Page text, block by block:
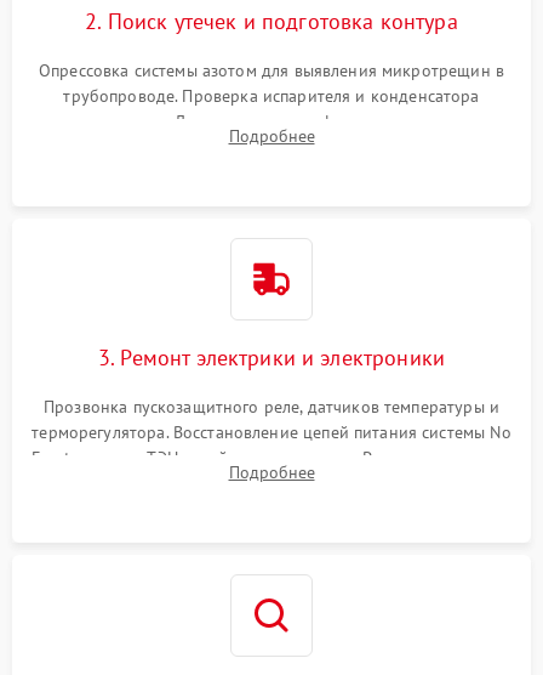
2. Поиск утечек и подготовка контура
Опрессовка системы азотом для выявления микротрещин в
трубопроводе. Проверка испарителя и конденсатора
течеискателем. Демонтаж старого фильтра-осушителя и
продувка капиллярной трубки для устранения засоров.
Подробнее
3. Ремонт электрики и электроники
Прозвонка пускозащитного реле, датчиков температуры и
терморегулятора. Восстановление цепей питания системы No
Frost, включая ТЭН оттайки и вентилятор. Ремонт или замена
платы управления при сбоях алгоритмов.
Подробнее